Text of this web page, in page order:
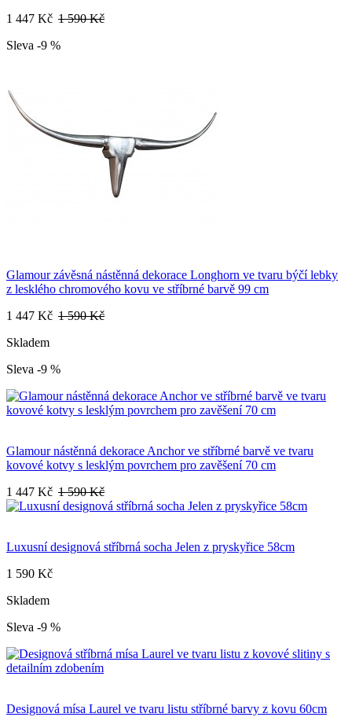
1 447 Kč 1 590 Kč
Sleva -9 %
Glamour závěsná nástěnná dekorace Longhorn ve tvaru býčí lebky
z lesklého chromového kovu ve stříbrné barvě 99 cm
1 447 Kč 1 590 Kč
Skladem
Sleva -9 %
Glamour nástěnná dekorace Anchor ve stříbrné barvě ve tvaru
kovové kotvy s lesklým povrchem pro zavěšení 70 cm
1 447 Kč 1 590 Kč
Luxusní designová stříbrná socha Jelen z pryskyřice 58cm
1 590 Kč
Skladem
Sleva -9 %
Designová mísa Laurel ve tvaru listu stříbrné barvy z kovu 60cm